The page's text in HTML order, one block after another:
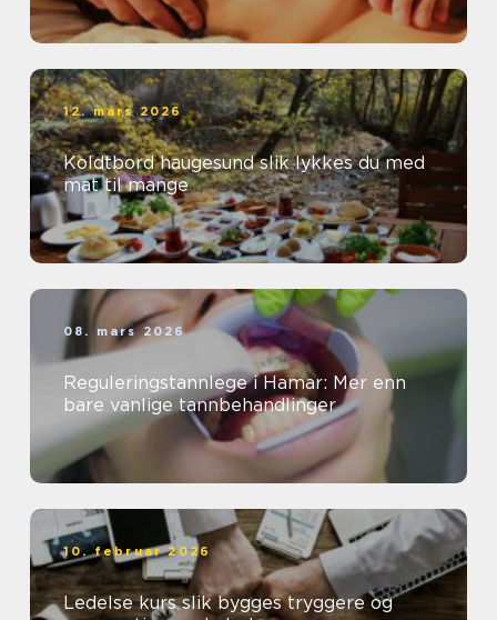
12. mars 2026
Koldtbord haugesund slik lykkes du med
mat til mange
08. mars 2026
Reguleringstannlege i Hamar: Mer enn
bare vanlige tannbehandlinger
10. februar 2026
Ledelse kurs slik bygges tryggere og